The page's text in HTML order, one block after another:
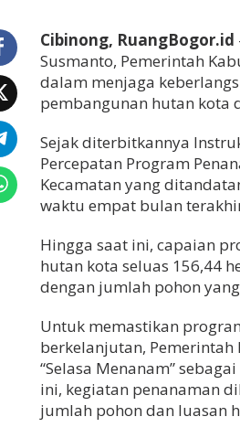
Cibinong, RuangBogor.id
Susmanto, Pemerintah
dalam menjaga
pembangunan hutan kota
Sejak diterbitkannya
Percepatan Program
Kecamatan yang
waktu empat bulan
Hingga saat ini, capaian
hutan kota seluas 156,44
dengan jumlah pohon
Untuk memastikan
berkelanjutan,
“Selasa Menanam”
ini, kegiatan penanaman
jumlah pohon dan luasan